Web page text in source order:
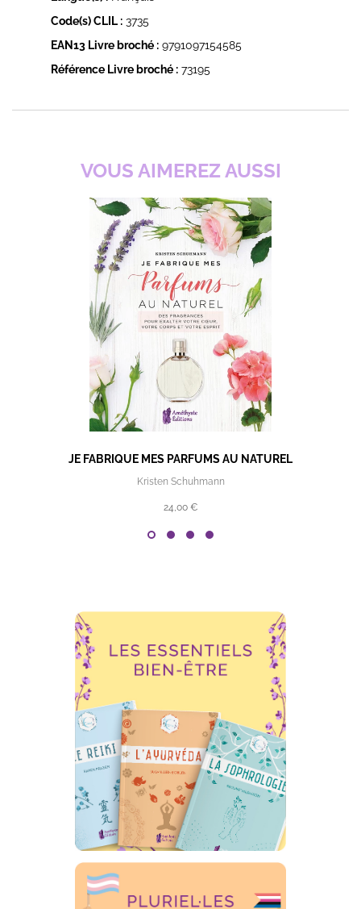
Code(s) CLIL :3735
EAN13 Livre broché :9791097154585
Référence Livre broché :73195
VOUS AIMEREZ AUSSI
JE FABRIQUE MES PARFUMS AU NATUREL
Kristen Schuhmann
24,00 €